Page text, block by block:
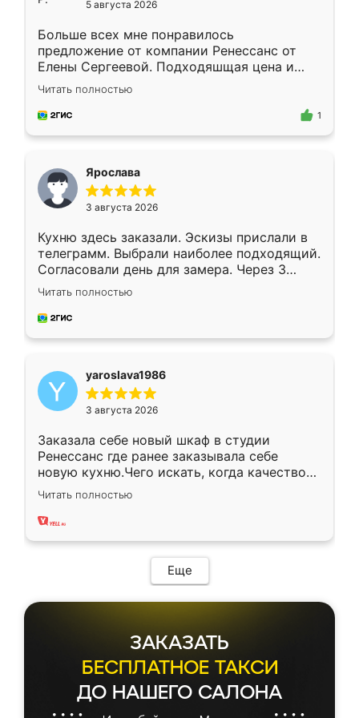
5 августа 2026
Больше всех мне понравилось
предложение от компании Ренессанс от
Елены Сергеевой. Подходяшщая цена и
короткие сроки изготовления. Приехавший
для замера сотрудник Владислав
предложил по моему эскизу самый
Читать полностью
1
Ярослава
3 августа 2026
Кухню здесь заказали. Эскизы прислали в
телеграмм. Выбрали наиболее подходящий.
Согласовали день для замера. Через 3
недели кухня была уже готова. Остались
довольны работой. Спасибо Ренессанс
мебель за качественную работу!
Читать полностью
yaroslava1986
3 августа 2026
Заказала себе новый шкаф в студии
Ренессанс где ранее заказывала себе
новую кухню.Чего искать, когда качеством
вполне довольна. Служит кухня уже почти
два года, нареканий нет.
Читать полностью
Еще
ЗАКАЗАТЬ
БЕСПЛАТНОЕ ТАКСИ
ДО НАШЕГО САЛОНА